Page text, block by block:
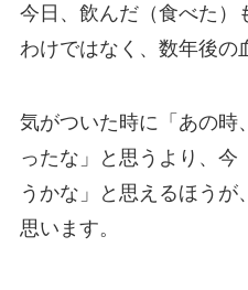
今日、飲んだ（食べた）
わけではなく、数年後の
気がついた時に「あの時
ったな」と思うより、今
うかな」と思えるほうが
思います。